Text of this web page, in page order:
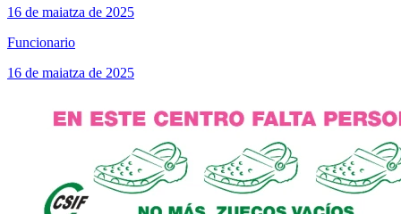
16 de maiatza de 2025
Funcionario
16 de maiatza de 2025